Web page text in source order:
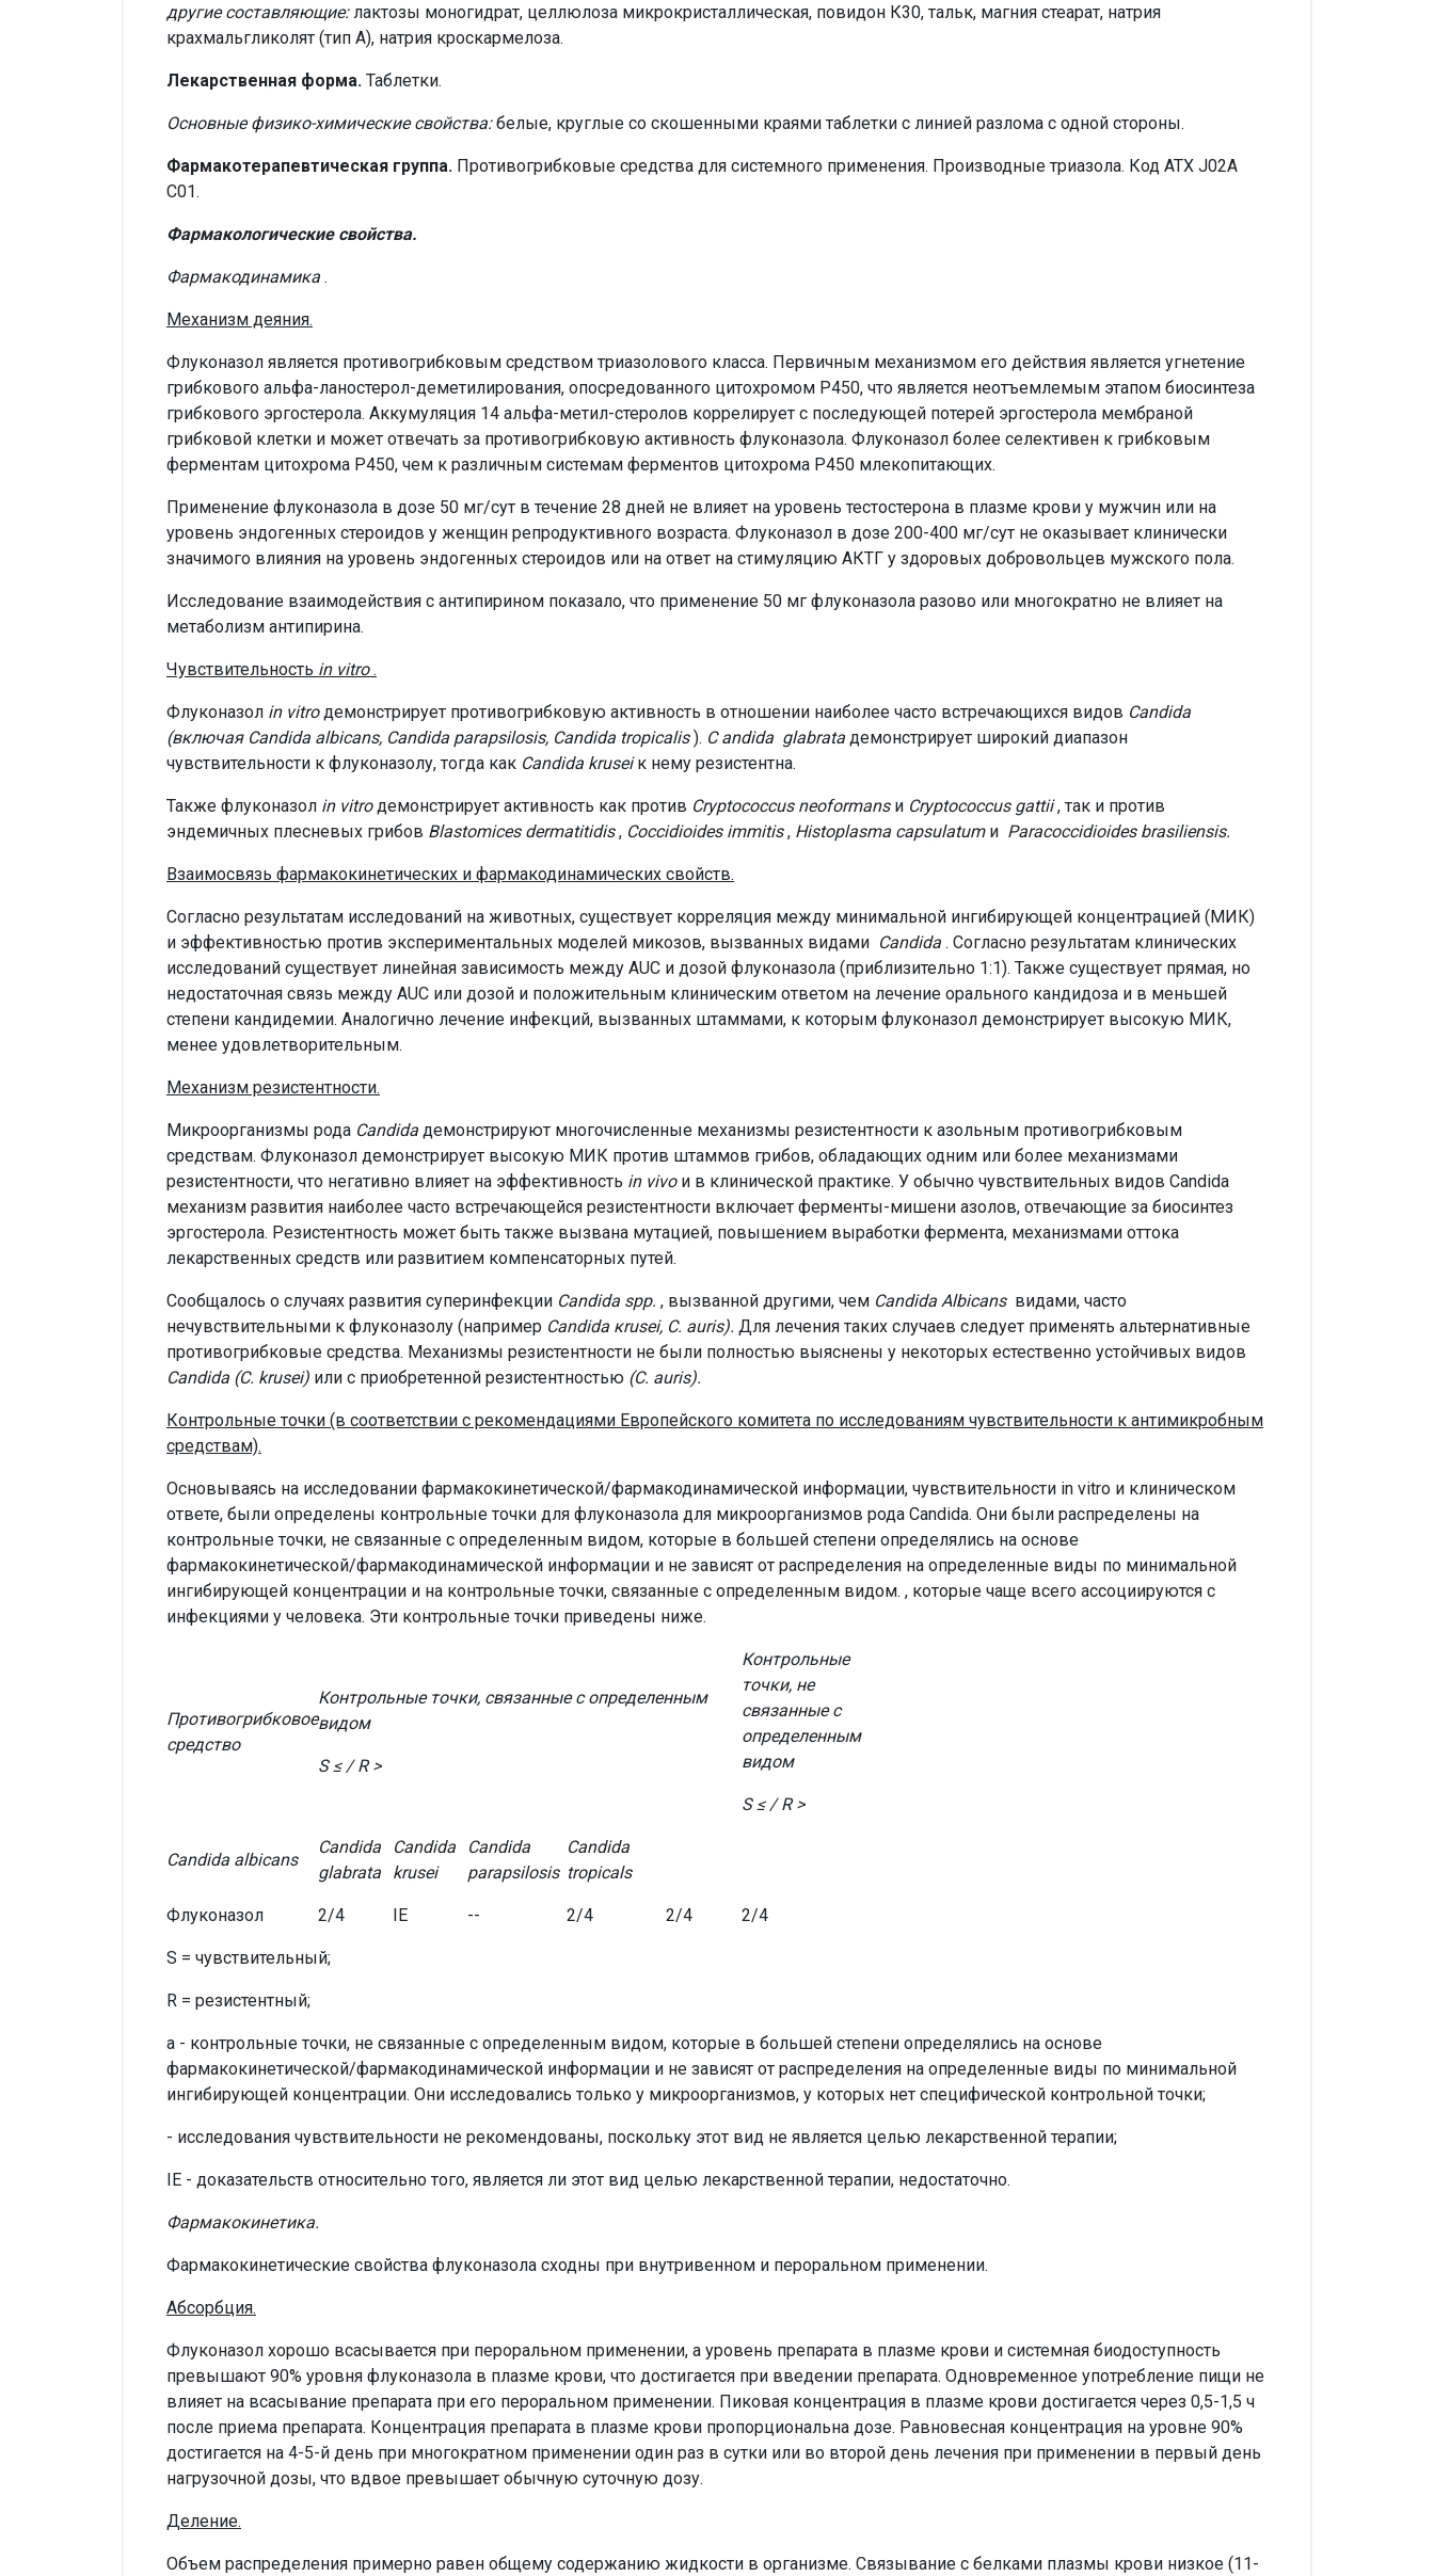
другие составляющие:лактозы моногидрат, целлюлоза микрокристаллическая, повидон К30, тальк, магния стеарат, натрия
крахмальгликолят (тип А), натрия кроскармелоза.
Лекарственная форма. Таблетки.
Основные физико-химические свойства:белые, круглые со скошенными краями таблетки с линией разлома с одной стороны.
Фармакотерапевтическая группа. Противогрибковые средства для системного применения. Производные триазола. Код ATX J02A
C01.
Фармакологические свойства.
Фармакодинамика .
Механизм деяния.
Флуконазол является противогрибковым средством триазолового класса. Первичным механизмом его действия является угнетение
грибкового альфа-ланостерол-деметилирования, опосредованного цитохромом Р450, что является неотъемлемым этапом биосинтеза
грибкового эргостерола. Аккумуляция 14 альфа-метил-стеролов коррелирует с последующей потерей эргостерола мембраной
грибковой клетки и может отвечать за противогрибковую активность флуконазола. Флуконазол более селективен к грибковым
ферментам цитохрома Р450, чем к различным системам ферментов цитохрома Р450 млекопитающих.
Применение флуконазола в дозе 50 мг/сут в течение 28 дней не влияет на уровень тестостерона в плазме крови у мужчин или на
уровень эндогенных стероидов у женщин репродуктивного возраста. Флуконазол в дозе 200-400 мг/сут не оказывает клинически
значимого влияния на уровень эндогенных стероидов или на ответ на стимуляцию АКТГ у здоровых добровольцев мужского пола.
Исследование взаимодействия с антипирином показало, что применение 50 мг флуконазола разово или многократно не влияет на
метаболизм антипирина.
Чувствительность in vitro.
Флуконазол in vitroдемонстрирует противогрибковую активность в отношении наиболее часто встречающихся видов Candida
(включая Candida albicans, Candida parapsilosis, Candida tropicalis). Candida glabrata демонстрирует широкий диапазон
чувствительности к флуконазолу, тогда как Candida kruseiк нему резистентна.
Также флуконазол in vitroдемонстрирует активность как против Cryptococcus neoformansи Cryptococcus gattii, так и против
эндемичных плесневых грибов Blastomices dermatitidis, Coccidioides immitis, Histoplasma capsulatumи Paracoccidioides brasiliensis.
Взаимосвязь фармакокинетических и фармакодинамических свойств.
Согласно результатам исследований на животных, существует корреляция между минимальной ингибирующей концентрацией (МИК)
и эффективностью против экспериментальных моделей микозов, вызванных видами Candida . Согласно результатам клинических
исследований существует линейная зависимость между AUC и дозой флуконазола (приблизительно 1:1). Также существует прямая, но
недостаточная связь между AUC или дозой и положительным клиническим ответом на лечение орального кандидоза и в меньшей
степени кандидемии. Аналогично лечение инфекций, вызванных штаммами, к которым флуконазол демонстрирует высокую МИК,
менее удовлетворительным.
Механизм резистентности.
Микроорганизмы рода Candida демонстрируют многочисленные механизмы резистентности к азольным противогрибковым
средствам. Флуконазол демонстрирует высокую МИК против штаммов грибов, обладающих одним или более механизмами
резистентности, что негативно влияет на эффективность in vivoи в клинической практике. У обычно чувствительных видов Candida
механизм развития наиболее часто встречающейся резистентности включает ферменты-мишени азолов, отвечающие за биосинтез
эргостерола. Резистентность может быть также вызвана мутацией, повышением выработки фермента, механизмами оттока
лекарственных средств или развитием компенсаторных путей.
Сообщалось о случаях развития суперинфекции Candida spp. , вызванной другими, чем Candida Albicans видами, часто
нечувствительными к флуконазолу (например Candida кrusei, C. auris). Для лечения таких случаев следует применять альтернативные
противогрибковые средства. Механизмы резистентности не были полностью выяснены у некоторых естественно устойчивых видов
Candida (C. krusei) или с приобретенной резистентностью (C. auris).
Контрольные точки (в соответствии с рекомендациями Европейского комитета по исследованиям чувствительности к антимикробным
средствам).
Основываясь на исследовании фармакокинетической/фармакодинамической информации, чувствительности in vitro и клиническом
ответе, были определены контрольные точки для флуконазола для микроорганизмов рода Candida. Они были распределены на
контрольные точки, не связанные с определенным видом, которые в большей степени определялись на основе
фармакокинетической/фармакодинамической информации и не зависят от распределения на определенные виды по минимальной
ингибирующей концентрации и на контрольные точки, связанные с определенным видом. , которые чаще всего ассоциируются с
инфекциями у человека. Эти контрольные точки приведены ниже.
Противогрибковое
средство
Контрольные точки, связанные с определенным
видом
S ≤ / R >
Контрольные
точки, не
связанные с
определенным
видом
S ≤ / R >
Candida albicans
Candida
glabrata
Candida
krusei
Candida
parapsilosis
Candida
tropicals
Флуконазол 2/4 IE -- 2/4 2/4 2/4
S = чувствительный;
R = резистентный;
a - контрольные точки, не связанные с определенным видом, которые в большей степени определялись на основе
фармакокинетической/фармакодинамической информации и не зависят от распределения на определенные виды по минимальной
ингибирующей концентрации. Они исследовались только у микроорганизмов, у которых нет специфической контрольной точки;
- исследования чувствительности не рекомендованы, поскольку этот вид не является целью лекарственной терапии;
IE - доказательств относительно того, является ли этот вид целью лекарственной терапии, недостаточно.
Фармакокинетика.
Фармакокинетические свойства флуконазола сходны при внутривенном и пероральном применении.
Абсорбция.
Флуконазол хорошо всасывается при пероральном применении, а уровень препарата в плазме крови и системная биодоступность
превышают 90% уровня флуконазола в плазме крови, что достигается при введении препарата. Одновременное употребление пищи не
влияет на всасывание препарата при его пероральном применении. Пиковая концентрация в плазме крови достигается через 0,5-1,5 ч
после приема препарата. Концентрация препарата в плазме крови пропорциональна дозе. Равновесная концентрация на уровне 90%
достигается на 4-5-й день при многократном применении один раз в сутки или во второй день лечения при применении в первый день
нагрузочной дозы, что вдвое превышает обычную суточную дозу.
Деление.
Объем распределения примерно равен общему содержанию жидкости в организме. Связывание с белками плазмы крови низкое (11-